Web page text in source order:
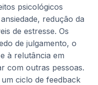
psicológicos
redução da
de estresse. Os
de julgamento, o
à relutância em
com outras pessoas.
ciclo de feedback